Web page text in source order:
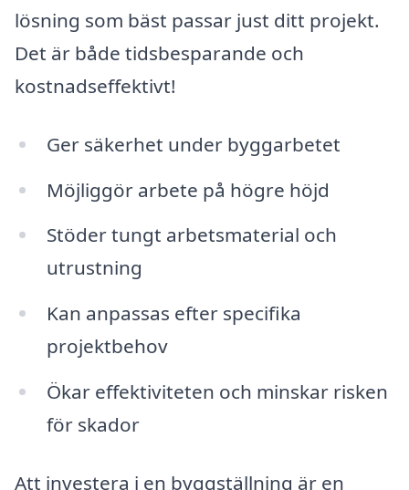
lösning som bäst passar just ditt projekt.
Det är både tidsbesparande och
kostnadseffektivt!
Ger säkerhet under byggarbetet
Möjliggör arbete på högre höjd
Stöder tungt arbetsmaterial och
utrustning
Kan anpassas efter specifika
projektbehov
Ökar effektiviteten och minskar risken
för skador
Att investera i en byggställning är en